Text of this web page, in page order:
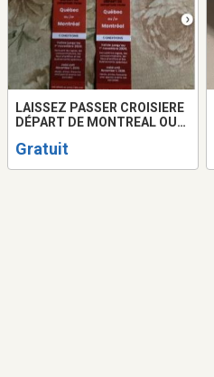
LAISSEZ PASSER CROISIERE
DÉPART DE MONTREAL OU
Gratuit